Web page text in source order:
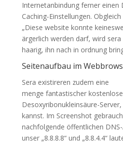
Internetanbindung ferner einen
Caching-Einstellungen.
„Diese website konnte
ärgerlich werden darf, wird
haarig, ihn nach in ordnung
Seitenaufbau im
Sera existireren zudem eine
menge fantastischer
Desoxyribonukleinsäure-
kannst. Im Screenshot
nachfolgende öffentlichen
unser „8.8.8.8“ und „8.8.4.4“